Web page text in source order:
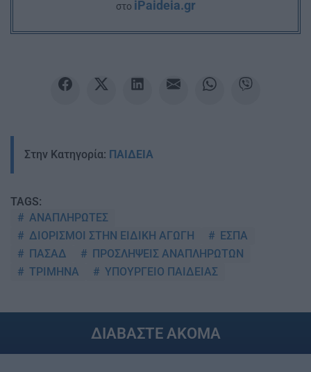
στο iPaideia.gr
Στην Κατηγορία: ΠΑΙΔΕΙΑ
TAGS:
ΑΝΑΠΛΗΡΩΤΕΣ
ΔΙΟΡΙΣΜΟΙ ΣΤΗΝ ΕΙΔΙΚΗ ΑΓΩΓΗ
ΕΣΠΑ
ΠΑΣΑΔ
ΠΡΟΣΛΗΨΕΙΣ ΑΝΑΠΛΗΡΩΤΩΝ
ΤΡΙΜΗΝΑ
ΥΠΟΥΡΓΕΙΟ ΠΑΙΔΕΙΑΣ
ΔΙΑΒΑΣΤΕ ΑΚΟΜΑ